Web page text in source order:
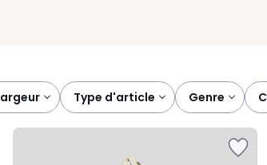
largeur type d'article genre